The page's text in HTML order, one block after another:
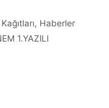
, Haberler
1.YAZILI